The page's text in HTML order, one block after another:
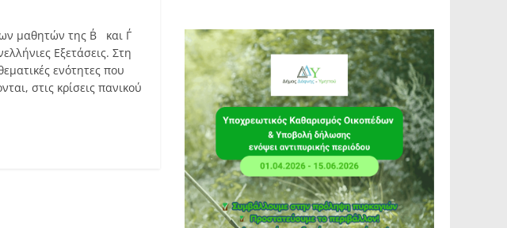
μαθητών της Β΄ και Γ΄
Εξετάσεις. Στη
ενότητες που
στις κρίσεις πανικού